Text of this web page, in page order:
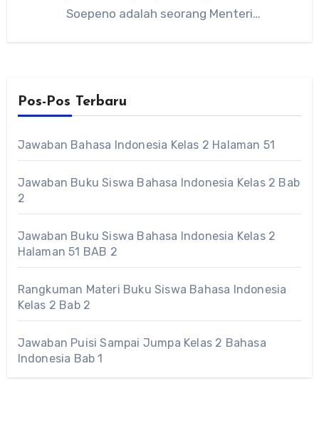
Soepeno adalah seorang Menteri
Pos-Pos Terbaru
Jawaban Bahasa Indonesia Kelas 2 Halaman 51
Jawaban Buku Siswa Bahasa Indonesia Kelas 2 Bab
2
Jawaban Buku Siswa Bahasa Indonesia Kelas 2
Halaman 51 BAB 2
Rangkuman Materi Buku Siswa Bahasa Indonesia
Kelas 2 Bab 2
Jawaban Puisi Sampai Jumpa Kelas 2 Bahasa
Indonesia Bab 1